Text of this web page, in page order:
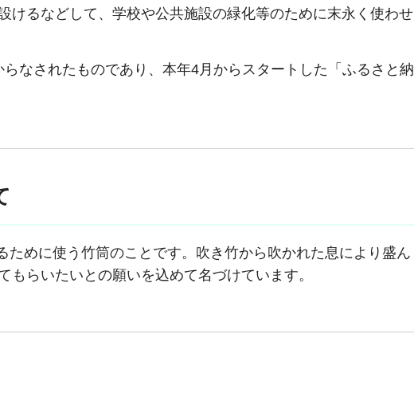
けるなどして、学校や公共施設の緑化等のために末永く使わせ
なされたものであり、本年4月からスタートした「ふるさと納
めに使う竹筒のことです。吹き竹から吹かれた息により盛ん
らいたいとの願いを込めて名づけています。